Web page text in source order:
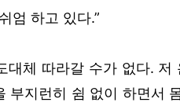
엄 하고 있다.”
대체 따라갈 수가 없다. 저
부지런히 쉼 없이 하면서